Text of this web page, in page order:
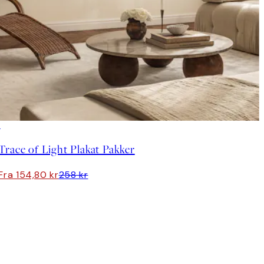
of Light Plakat Pakker
154,80 kr258 kr